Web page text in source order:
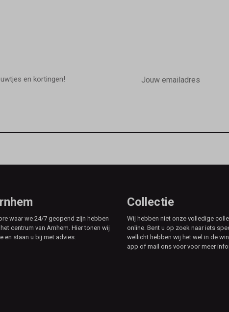
en kortingen!
mailadres
waar we 24/7 geopend zijn hebben
centrum van Arnhem. Hier tonen wij
en staan u bij met advies.
Collectie
Wij hebben niet onze volledige
online. Bent u op zoek naar iets
wellicht hebben wij het wel in de
app of mail ons voor voor meer